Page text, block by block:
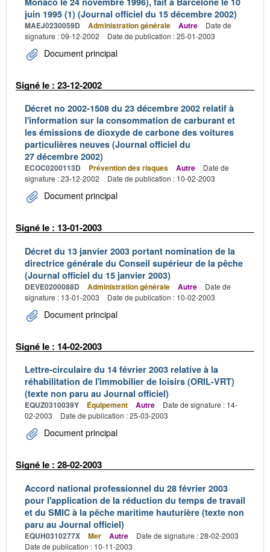
juin 1995 (1) (Journal officiel du 15 décembre 2002)
MAEJ0230059D Administration générale Autre
Date de
signature : 09-12-2002
Date de publication : 25-01-2003
Document principal
Signé le : 23-12-2002
Décret no 2002-1508 du 23 décembre 2002 relatif à
l'information sur la consommation de carburant et
les émissions de dioxyde de carbone des voitures
particulières neuves (Journal officiel du
27 décembre 2002)
ECOC0200113D Prévention des risques Autre
Date de
signature : 23-12-2002
Date de publication : 10-02-2003
Document principal
Signé le : 13-01-2003
Décret du 13 janvier 2003 portant nomination de la
directrice générale du Conseil supérieur de la pêche
(Journal officiel du 15 janvier 2003)
DEVE0200088D Administration générale Autre
Date de
signature : 13-01-2003
Date de publication : 10-02-2003
Document principal
Signé le : 14-02-2003
Lettre-circulaire du 14 février 2003 relative à la
réhabilitation de l'immobilier de loisirs (ORIL-VRT)
(texte non paru au Journal officiel)
EQUZ0310039Y Équipement Autre
Date de signature : 14-
02-2003
Date de publication : 25-03-2003
Document principal
Signé le : 28-02-2003
Accord national professionnel du 28 février 2003
pour l'application de la réduction du temps de travail
et du SMIC à la pêche maritime hauturière (texte non
paru au Journal officiel)
EQUH0310277X Mer Autre
Date de signature : 28-02-2003
Date de publication : 10-11-2003